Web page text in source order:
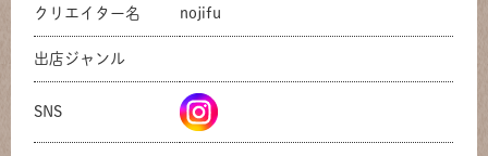
クリエイター名 nojifu
出店ジャンル
SNS